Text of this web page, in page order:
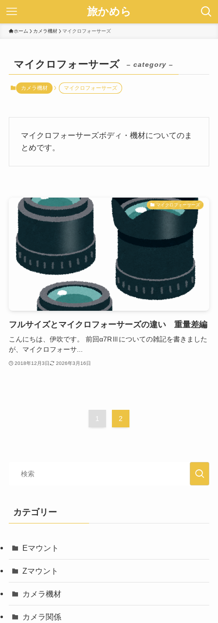
旅かめら
ホーム カメラ機材 マイクロフォーサーズ
マイクロフォーサーズ – category –
カメラ機材 マイクロフォーサーズ
マイクロフォーサーズボディ・機材についてのま
とめです。
マイクロフォーサーズ
フルサイズとマイクロフォーサーズの違い 重量差編
こんにちは、伊吹です。 前回α7RⅢについての雑記を書きました
が、マイクロフォーサ...
2018年12月3日 2026年3月16日
1 2
カテゴリー
Eマウント
Zマウント
カメラ機材
カメラ関係